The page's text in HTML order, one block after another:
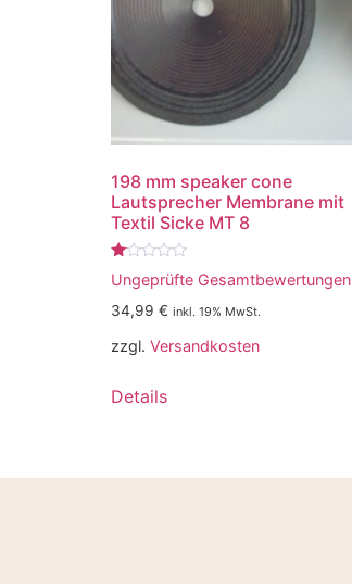
198 mm speaker cone
Lautsprecher Membrane mit
Textil Sicke MT 8
Bewertet
mit
von
Ungeprüfte Gesamtbewertungen
34,99 € inkl. 19% MwSt.
zzgl. Versandkosten
Details